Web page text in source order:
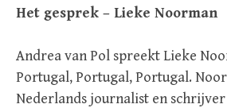
Het gesprek – Lieke Noorman
Andrea van Pol spreekt Lieke
Portugal, Portugal, Portugal.
Nederlands journalist en